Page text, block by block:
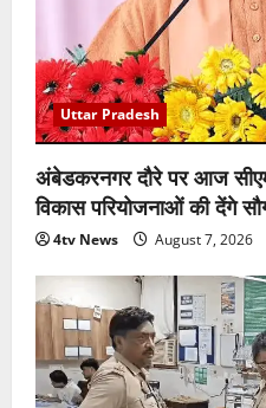
Uttar Pradesh
अंबेडकरनगर दौरे पर आज
विकास परियोजनाओं की देंगे
4tv News August 7, 2026